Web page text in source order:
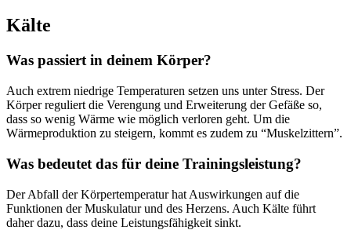
Kälte
Was passiert in deinem Körper?
Auch extrem niedrige Temperaturen setzen uns unter Stress. Der
Körper reguliert die Verengung und Erweiterung der Gefäße so,
dass so wenig Wärme wie möglich verloren geht. Um die
Wärmeproduktion zu steigern, kommt es zudem zu “Muskelzittern”.
Was bedeutet das für deine Trainingsleistung?
Der Abfall der Körpertemperatur hat Auswirkungen auf die
Funktionen der Muskulatur und des Herzens. Auch Kälte führt
daher dazu, dass deine Leistungsfähigkeit sinkt.